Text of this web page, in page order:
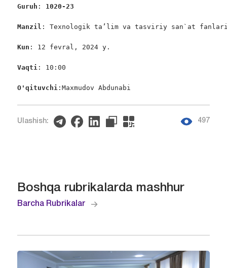
Guruh : 1020 -23
Manzil : Texnologik ta’lim va tasviriy san`at
Kun : 12 fevral, 2024 y.
Vaqti: 10:00
O'qituvchi:Maxmudov Abdunabi
Ulashish: 497
Boshqa rubrikalarda mashhur
Barcha Rubrikalar